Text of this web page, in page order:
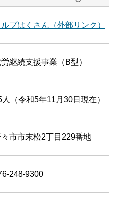
プはくさん（外部リンク）
継続支援事業（B型）
人（令和5年11月30日現在）
々市市末松2丁目229番地
248-9300